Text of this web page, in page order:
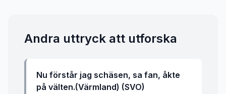
Andra uttryck att utforska
Nu förstår jag schäsen, sa fan, åkte
på välten.(Värmland) (SVO)